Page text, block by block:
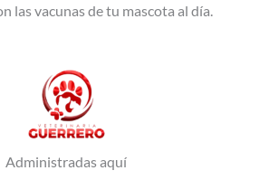
las vacunas de tu mascota al día.
Administradas aquí